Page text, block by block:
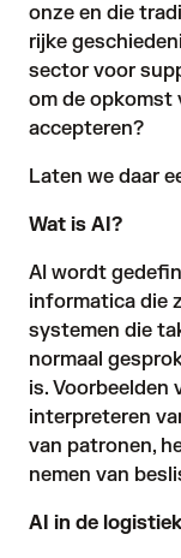
onze en die
rijke
sector voor
om de opkomst
accepteren?
Laten we daar
Wat is AI?
AI wordt
informatica die
systemen die
normaal
is. Voorbeelden
interpreteren
van patronen,
nemen van
AI in de